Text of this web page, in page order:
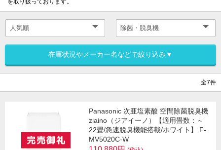
を取り扱っております。
在庫状況やメーカー名などで絞り込み▼
全7件
Panasonic 次亜塩素酸 空間除菌脱臭機
ziaino（ジアイーノ）【適用畳数：～
22畳/急速脱臭機能搭載/ホワイト】 F-
MV5020C-W